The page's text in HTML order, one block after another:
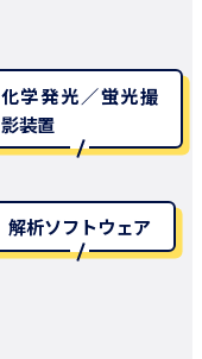
化学発光／蛍光撮
影装置
解析ソフトウェア